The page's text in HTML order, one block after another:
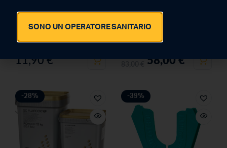
ELITE MODEL FAST LIGHT
11,90€
ORTHOWHITE
58,00€
-28% -39%
SONO UN OPERATORE SANITARIO